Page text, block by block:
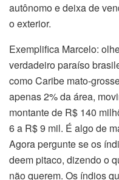
autônomo e deixa de
o exterior.
Exemplifica Marcelo:
verdadeiro paraíso
como Caribe mato-
apenas 2% da área,
montante de R$ 140
6 a R$ 9 mil. É algo de
Agora pergunte se os
deem pitaco, dizendo o
não querem. Os índios